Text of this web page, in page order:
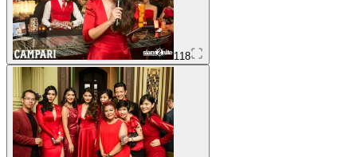
118